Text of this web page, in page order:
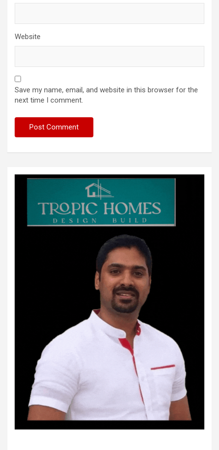
Website
Save my name, email, and website in this browser for the
next time I comment.